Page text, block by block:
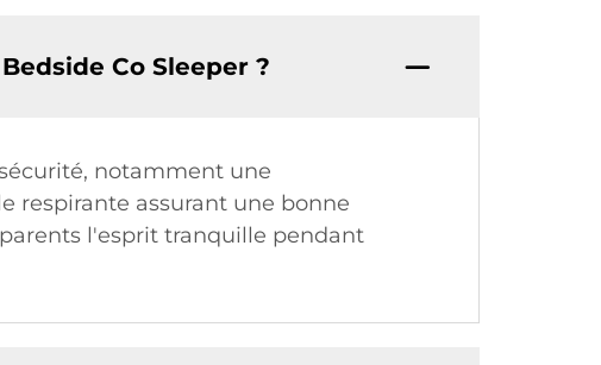
Co Sleeper ?
notamment une
respirante assurant une bonne
l'esprit tranquille pendant